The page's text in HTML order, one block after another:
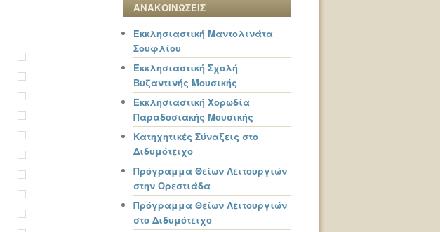
ΑΝΑΚΟΙΝΩΣΕΙΣ
Εκκλησιαστική Μαντολινάτα
Σουφλίου
Εκκλησιαστική Σχολή
Βυζαντινής Μουσικής
Εκκλησιαστική Χορωδία
Παραδοσιακής Μουσικής
Κατηχητικές Σύναξεις στο
Διδυμότειχο
Πρόγραμμα Θείων Λειτουργιών
στην Ορεστιάδα
Πρόγραμμα Θείων Λειτουργιών
στο Διδυμότειχο